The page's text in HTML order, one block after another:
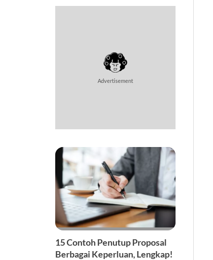
Advertisement
15 Contoh Penutup Proposal
Berbagai Keperluan, Lengkap!